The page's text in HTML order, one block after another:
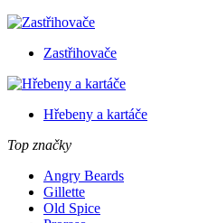
Zastřihovače
Hřebeny a kartáče
Top značky
Angry Beards
Gillette
Old Spice